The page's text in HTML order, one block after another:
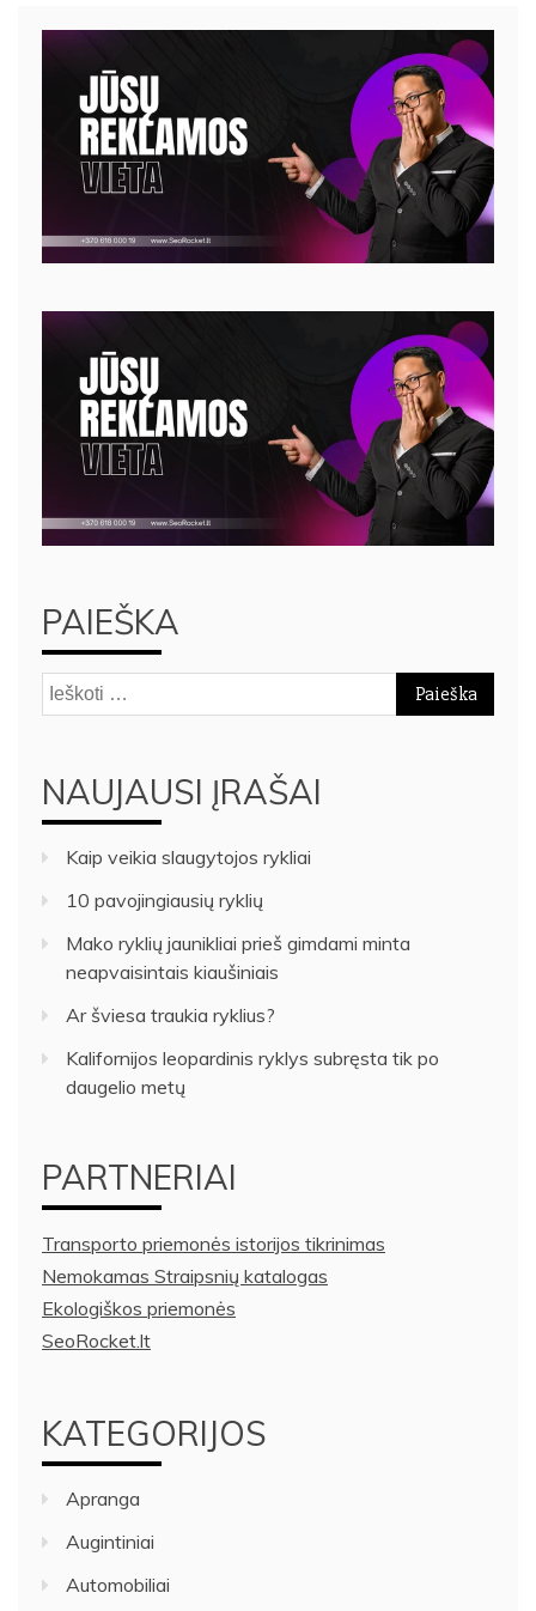
PAIEŠKA
Ieškoti:
NAUJAUSI ĮRAŠAI
Kaip veikia slaugytojos rykliai
10 pavojingiausių ryklių
Mako ryklių jaunikliai prieš gimdami minta
neapvaisintais kiaušiniais
Ar šviesa traukia ryklius?
Kalifornijos leopardinis ryklys subręsta tik po
daugelio metų
PARTNERIAI
Transporto priemonės istorijos tikrinimas
Nemokamas Straipsnių katalogas
Ekologiškos priemonės
SeoRocket.lt
KATEGORIJOS
Apranga
Augintiniai
Automobiliai